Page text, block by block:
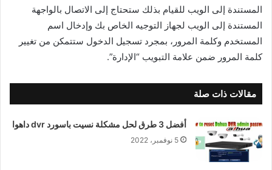
المستندة إلى الويب للقيام بذلك ستحتاج إلى الاتصال بالواجهة
المستندة إلى الويب لجهاز التوجيه الخاص بك وإدخال اسم
المستخدم وكلمة المرور، بمجرد تسجيل الدخول ستتمكن من تغيير
كلمة المرور ضمن علامة التبويب “الإدارة”.
مقالات ذات صلة
أفضل 3 طرق لحل مشكلة نسيت باسورد dvr داهوا
5 نوفمبر، 2022